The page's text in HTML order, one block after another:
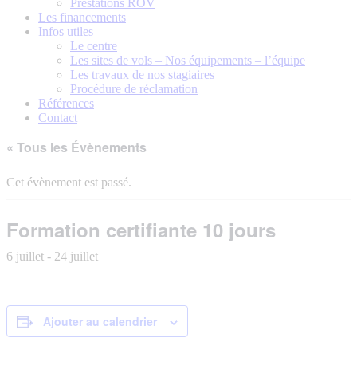
Prestations ROV
Les financements
Infos utiles
Le centre
Les sites de vols – Nos équipements – l’équipe
Les travaux de nos stagiaires
Procédure de réclamation
Références
Contact
« Tous les Évènements
Cet évènement est passé.
Formation certifiante 10 jours
6 juillet - 24 juillet
Ajouter au calendrier